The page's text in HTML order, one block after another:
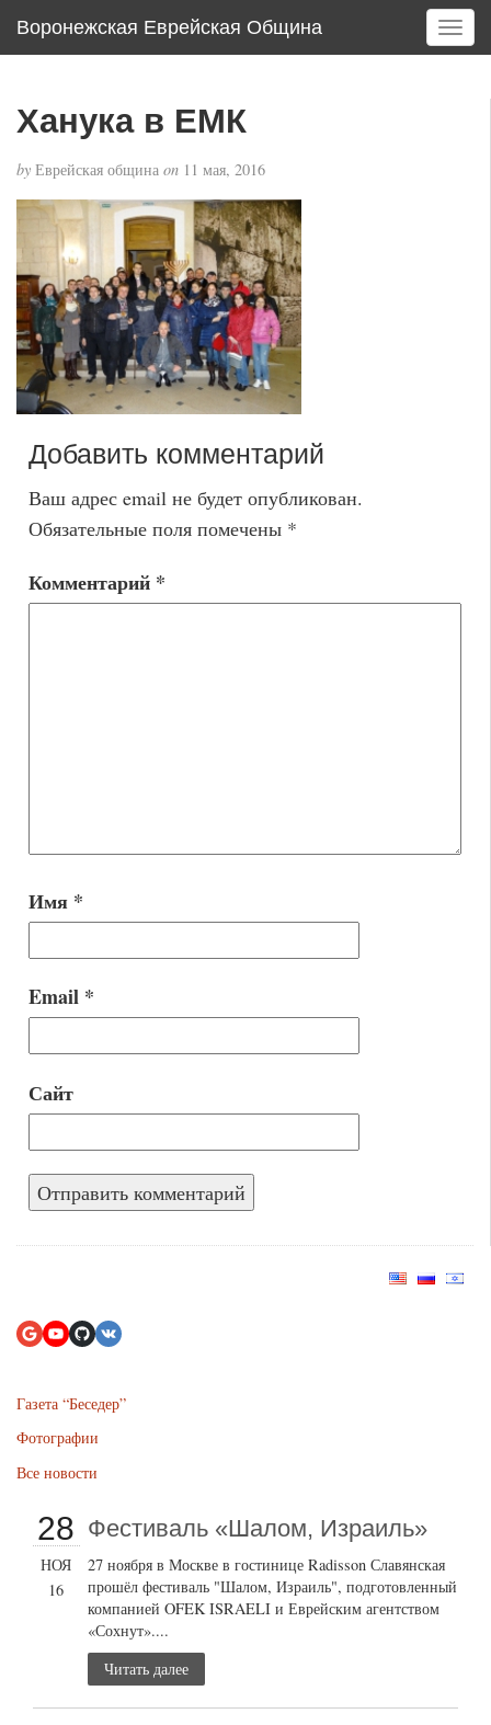
Воронежская Еврейская Община
T
o
Ханука в ЕМК
by Еврейская община on 11 мая, 2016
Добавить комментарий
Ваш адрес email не будет опубликован.
Обязательные поля помечены *
Комментарий *
Имя *
Email *
Сайт
Газета “Беседер”
Фотографии
Все новости
28
НОЯ
16
Фестиваль «Шалом, Израиль»
27 ноября в Москве в гостинице Radisson Славянская
прошёл фестиваль "Шалом, Израиль", подготовленный
компанией OFEK ISRAELI и Еврейским агентством
«Сохнут»....
Читать далее